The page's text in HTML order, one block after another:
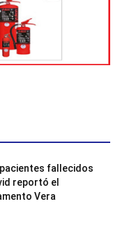
fallecidos
reportó el
Vera